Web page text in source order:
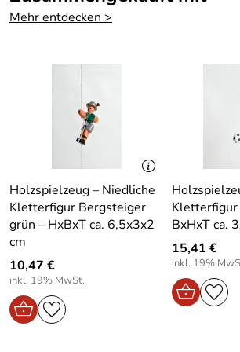
Maße: Gesamthöhe ca. 41 cm;
Hersteller: Traditionelles
Altersempfehlung: Ab 3 Jahren
Warnhinweis: Nicht geeignet für
wegen verschluckbarer Kleinteile
(puzzle):
Altersempfehlu
Elektrogerät:
Mehr entdecken >
Holzspielzeug – Niedliche
Kletterfigur Bergsteiger
grün – HxBxT ca. 6,5x3x2
cm
10,47 €
inkl. 19% MwSt.
BxHxT ca.
15,41 €
inkl. 19%